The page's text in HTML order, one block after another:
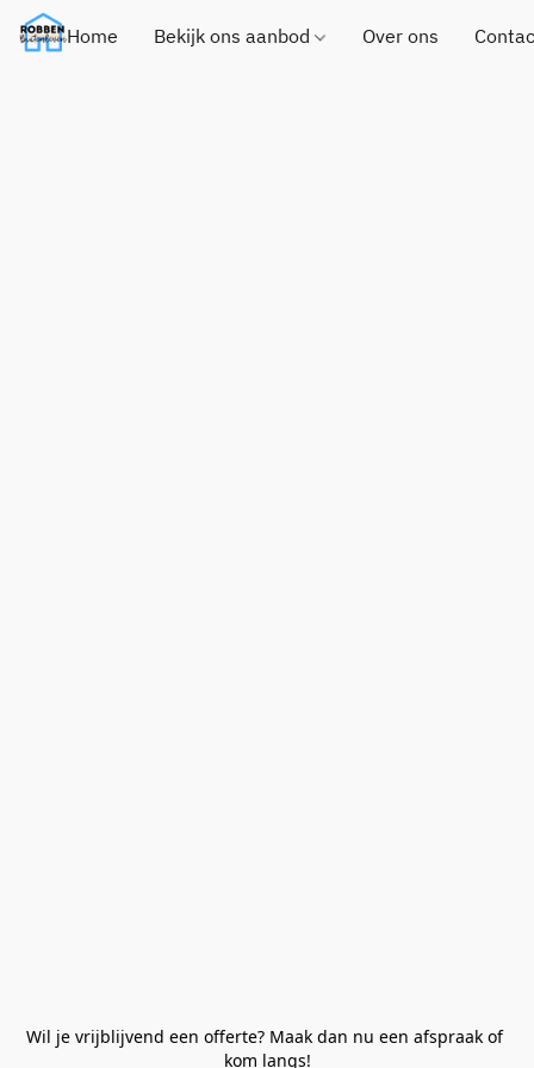
Home Bekijk ons aanbod Over ons
Wil je vrijblijvend een offerte? Maak dan nu een afspraak of
kom langs!